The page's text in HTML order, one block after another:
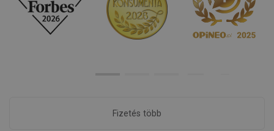
Fizetés több